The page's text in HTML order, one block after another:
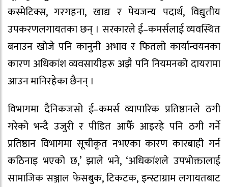
कस्मेटिक्स, गरगहना, खाद्य र पेयजन्य पदार्थ, विद्युतीय
उपकरणलगायतका छन् । सरकारले ई–कमर्सलाई व्यवस्थित
बनाउन खोजे पनि कानुनी अभाव र फितलो कार्यान्वयनका
कारण अधिकांश व्यवसायीहरू अझै पनि नियमनको दायरामा
आउन मानिरहेका छैनन् ।
विभागमा दैनिकजसो ई–कमर्स व्यापारिक प्रतिष्ठानले ठगी
गरेको भन्दै उजुरी र पीडित आफैँ आइरहे पनि ठगी गर्ने
प्रतिष्ठान विभागमा सूचीकृत नभएका कारण कारबाही गर्न
कठिनाइ भएको छ,’ झाले भने, ‘अधिकांशले उपभोक्तालाई
सामाजिक सञ्जाल फेसबुक, टिकटक, इन्स्टाग्राम लगायतबाट